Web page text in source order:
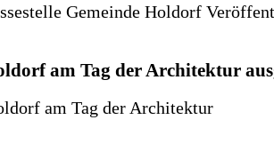
Gemeinde Holdorf
am Tag der Architektur